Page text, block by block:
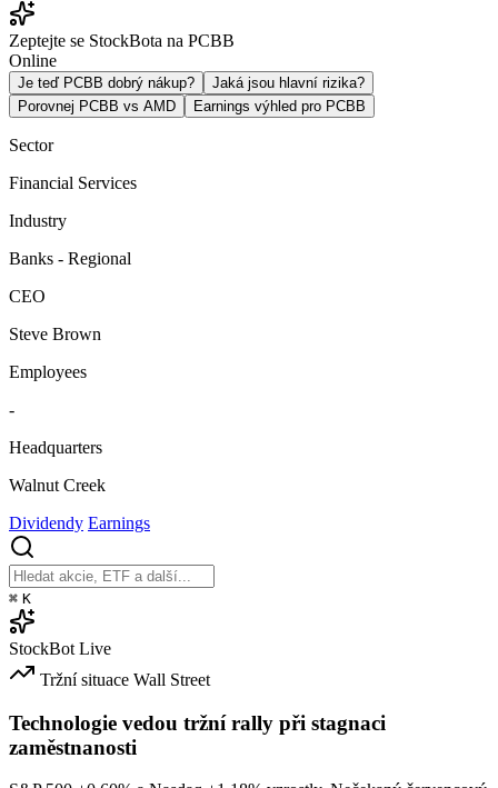
Zeptejte se StockBota na PCBB
Online
Je teď PCBB dobrý nákup?
Jaká jsou hlavní rizika?
Porovnej PCBB vs AMD
Earnings výhled pro PCBB
Sector
Financial Services
Industry
Banks - Regional
CEO
Steve Brown
Employees
-
Headquarters
Walnut Creek
Dividendy Earnings
⌘ K
StockBot Live
Tržní situace Wall Street
Technologie vedou tržní rally při stagnaci
zaměstnanosti